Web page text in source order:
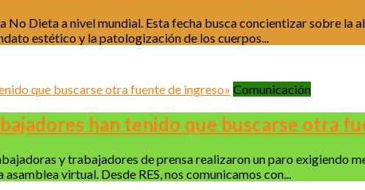
No Dieta a nivel mundial. Esta fecha busca concientizar sobre
estético y la patologización de los cuerpos...
Comunicación
han tenido que buscarse otra
y trabajadores de prensa realizaron un paro exigiendo
virtual. Desde RES, nos comunicamos con...